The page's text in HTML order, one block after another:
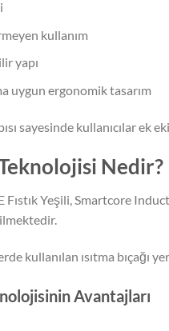
kullanım
yapı
uygun ergonomik tasarım
sayesinde kullanıcılar ek
Nedir?
Fıstık Yeşili, Smartcore
kullanılan ısıtma bıçağı
Avantajları